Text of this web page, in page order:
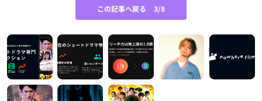
この記事へ戻る 3/8